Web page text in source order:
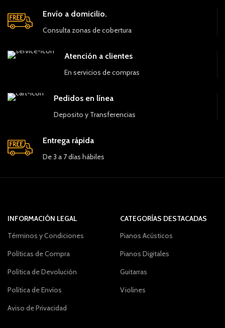
Envío a domicilio.
Consulta zonas de cobertura
Atención a clientes
En servicios de compras
Pedidos en línea
Deposito y Transferencias
Entrega rápida
De 3 a 7 días hábiles
INFORMACIÓN LEGAL
Términos y Condiciones
Políticas de Compra
Política de Devolución
Política de Envíos
Aviso de Privacidad
CATEGORÍAS DESTACADAS
Pianos Acústicos
Pianos Digitales
Guitarras
Violines